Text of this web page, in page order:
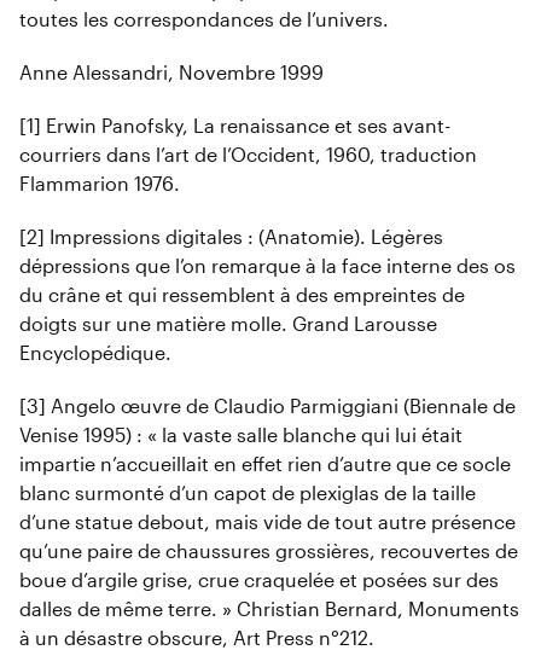
toutes les correspondances de l’univers.
Anne Alessandri, Novembre 1999
[1] Erwin Panofsky, La renaissance et ses avant-
courriers dans l’art de l’Occident, 1960, traduction
Flammarion 1976.
[2] Impressions digitales : (Anatomie). Légères
dépressions que l’on remarque à la face interne des os
du crâne et qui ressemblent à des empreintes de
doigts sur une matière molle. Grand Larousse
Encyclopédique.
[3] Angelo œuvre de Claudio Parmiggiani (Biennale de
Venise 1995) : « la vaste salle blanche qui lui était
impartie n’accueillait en effet rien d’autre que ce socle
blanc surmonté d’un capot de plexiglas de la taille
d’une statue debout, mais vide de tout autre présence
qu’une paire de chaussures grossières, recouvertes de
boue d’argile grise, crue craquelée et posées sur des
dalles de même terre. » Christian Bernard, Monuments
à un désastre obscure, Art Press n°212.